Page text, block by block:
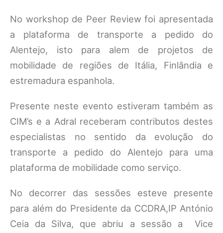
No workshop de Peer Review foi apresentada
a plataforma de transporte a pedido do
Alentejo, isto para alem de projetos de
mobilidade de regiões de Itália, Finlândia e
estremadura espanhola.
Presente neste evento estiveram também as
CIM’s e a Adral receberam contributos destes
especialistas no sentido da evolução do
transporte a pedido do Alentejo para uma
plataforma de mobilidade como serviço.
No decorrer das sessões esteve presente
para além do Presidente da CCDRA,IP António
Ceia da Silva, que abriu a sessão a Vice